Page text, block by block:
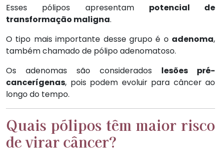
Esses pólipos apresentam potencial de
transformação maligna.
O tipo mais importante desse grupo é o adenoma,
também chamado de pólipo adenomatoso.
Os adenomas são considerados lesões pré-
cancerígenas, pois podem evoluir para câncer ao
longo do tempo.
Quais pólipos têm maior risco
de virar câncer?